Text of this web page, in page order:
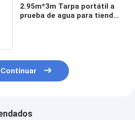
2.95m*3m Tarpa portátil a
prueba de agua para tiendas
Continuar